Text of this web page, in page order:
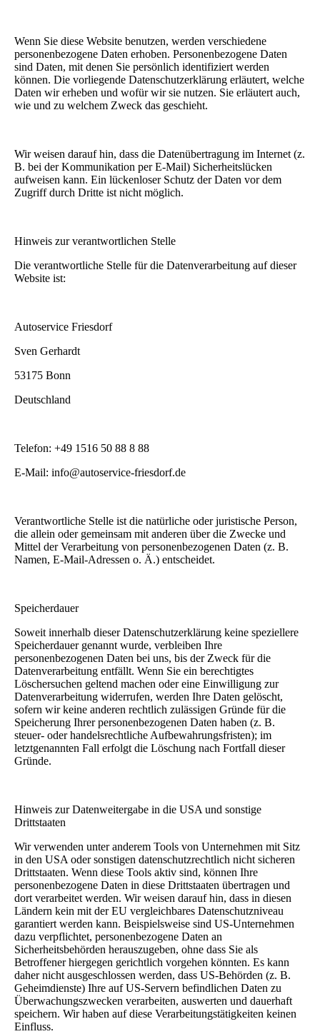
Wenn Sie diese Website benutzen, werden verschiedene
personenbezogene Daten erhoben. Personenbezogene Daten
sind Daten, mit denen Sie persönlich identifiziert werden
können. Die vorliegende Datenschutzerklärung erläutert, welche
Daten wir erheben und wofür wir sie nutzen. Sie erläutert auch,
wie und zu welchem Zweck das geschieht.
Wir weisen darauf hin, dass die Datenübertragung im Internet (z.
B. bei der Kommunikation per E-Mail) Sicherheitslücken
aufweisen kann. Ein lückenloser Schutz der Daten vor dem
Zugriff durch Dritte ist nicht möglich.
Hinweis zur verantwortlichen Stelle
Die verantwortliche Stelle für die Datenverarbeitung auf dieser
Website ist:
Autoservice Friesdorf
Sven Gerhardt
53175 Bonn
Deutschland
Telefon: +49 1516 50 88 8 88
E-Mail: info@autoservice-friesdorf.de
Verantwortliche Stelle ist die natürliche oder juristische Person,
die allein oder gemeinsam mit anderen über die Zwecke und
Mittel der Verarbeitung von personenbezogenen Daten (z. B.
Namen, E-Mail-Adressen o. Ä.) entscheidet.
Speicherdauer
Soweit innerhalb dieser Datenschutzerklärung keine speziellere
Speicherdauer genannt wurde, verbleiben Ihre
personenbezogenen Daten bei uns, bis der Zweck für die
Datenverarbeitung entfällt. Wenn Sie ein berechtigtes
Löschersuchen geltend machen oder eine Einwilligung zur
Datenverarbeitung widerrufen, werden Ihre Daten gelöscht,
sofern wir keine anderen rechtlich zulässigen Gründe für die
Speicherung Ihrer personenbezogenen Daten haben (z. B.
steuer- oder handelsrechtliche Aufbewahrungsfristen); im
letztgenannten Fall erfolgt die Löschung nach Fortfall dieser
Gründe.
Hinweis zur Datenweitergabe in die USA und sonstige
Drittstaaten
Wir verwenden unter anderem Tools von Unternehmen mit Sitz
in den USA oder sonstigen datenschutzrechtlich nicht sicheren
Drittstaaten. Wenn diese Tools aktiv sind, können Ihre
personenbezogene Daten in diese Drittstaaten übertragen und
dort verarbeitet werden. Wir weisen darauf hin, dass in diesen
Ländern kein mit der EU vergleichbares Datenschutzniveau
garantiert werden kann. Beispielsweise sind US-Unternehmen
dazu verpflichtet, personenbezogene Daten an
Sicherheitsbehörden herauszugeben, ohne dass Sie als
Betroffener hiergegen gerichtlich vorgehen könnten. Es kann
daher nicht ausgeschlossen werden, dass US-Behörden (z. B.
Geheimdienste) Ihre auf US-Servern befindlichen Daten zu
Überwachungszwecken verarbeiten, auswerten und dauerhaft
speichern. Wir haben auf diese Verarbeitungstätigkeiten keinen
Einfluss.